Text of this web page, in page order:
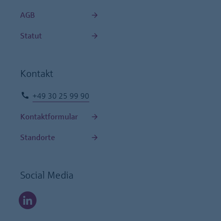
AGB
Statut
Kontakt
+49 30 25 99 90
Kontaktformular
Standorte
Social Media